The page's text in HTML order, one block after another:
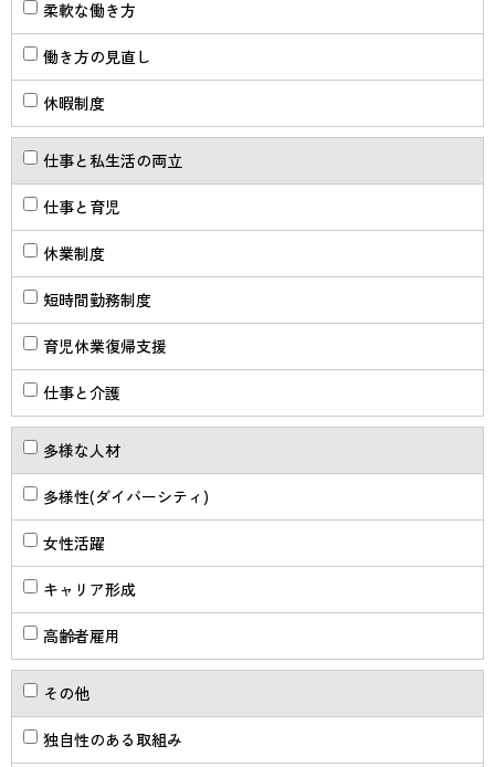
柔軟な働き方
働き方の見直し
休暇制度
仕事と私生活の両立
仕事と育児
休業制度
短時間勤務制度
育児休業復帰支援
仕事と介護
多様な人材
多様性(ダイバーシティ)
女性活躍
キャリア形成
高齢者雇用
その他
独自性のある取組み